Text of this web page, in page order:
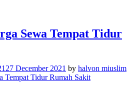
Sewa Tempat Tidur
27 December 2021 by halvon miuslim